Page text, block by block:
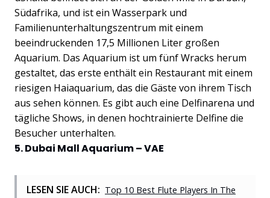
Südafrika, und ist ein Wasserpark und
Familienunterhaltungszentrum mit einem
beeindruckenden 17,5 Millionen Liter großen
Aquarium. Das Aquarium ist um fünf Wracks herum
gestaltet, das erste enthält ein Restaurant mit einem
riesigen Haiaquarium, das die Gäste von ihrem Tisch
aus sehen können. Es gibt auch eine Delfinarena und
tägliche Shows, in denen hochtrainierte Delfine die
Besucher unterhalten.
5. Dubai Mall Aquarium – VAE
LESEN SIE AUCH: Top 10 Best Flute Players In The